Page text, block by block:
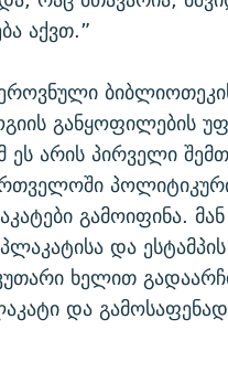
აქვთ.”
განყოფილების
ეს არის პირველი
გამოიფინა. მან
და ესტამპის
ხელით
და გამოსაფენად